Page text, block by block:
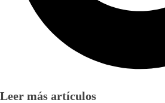
Leer más artículos